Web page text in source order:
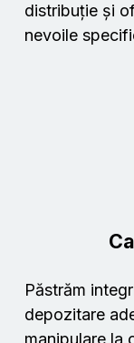
distribuție și
nevoile
Păstrăm
depozitare